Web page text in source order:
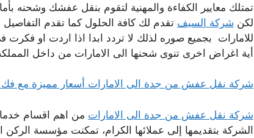
تمتلك معايير الكفاءة والمهنية لتقوم بنقل عفشك
لكن شركة السيف تقدم لك كافة الحلول كما تقدم
للامارات بجميع صوره لذلك لا تردد ابدا اذا اردت او
أية اغراض اخرى تنوى شحنها الى الامارات من داخل المملكة
شركة نقل عفش من جدة الى الامارات أسعار مميزة مع فك
شركة نقل عفش من جدة الى الامارات من اهم اقسام
الشركة بتقديمها إلى عملائها الكرام، تمكنت مؤسسة